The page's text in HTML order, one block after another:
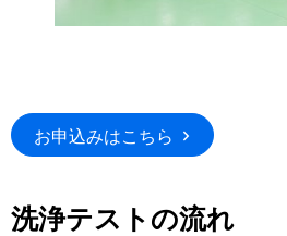
お申込みはこちら
洗浄テストの流れ